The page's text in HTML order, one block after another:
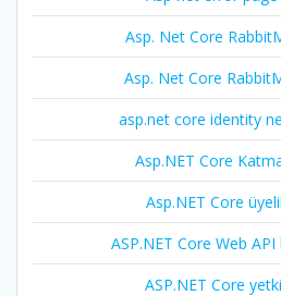
Asp. Net Core
Asp. Net Core
asp.net core identity ne
Asp.NET Core
Asp.NET Core
ASP.NET Core Web
ASP.NET Core